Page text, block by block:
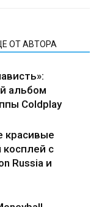
ОТ АВТОРА
альбом
Coldplay
красивые
с
Russia и